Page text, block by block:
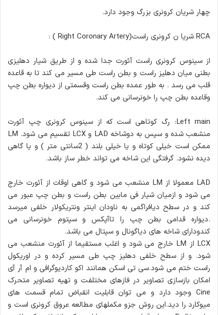
چهار شریان کرونری بزرگ وجود دارد.
RCA شریا ن کرونری راست(Right Coronary Artery ) :
از سینوس کرونری راست آئورت جدا شده و از طریق شیار دهلیزی
بطنی میان دهلیز راست و بطن راست طی مسیر می کند تا به قاعده
قلب می رسد . به طور عمده بطن راست وقسمتی از دیواره بطن چپ
وقاعده بطن چپ را خونرسانی می کند.
Left main: رگ کوتاهی است که از سینوس کرونری چپ آئورت
منشعب شده و سپس به دوشاخه LAD و LCX تقسیم می شود. LM
ممکن است خیلی کوتاه و یا خیلی بلند ( 2سانتی متر ) و یا گاهی
دیده نشود. گرفتگی این شاخه می تواند خطر ساز باشد.
LAD معمولا از LM منشعب می شود و گاهی اوقات از آئورت خارج
می شود و ازمیان شیار فی مابین بطن راست و بطن چپ عبور می
کند و در سطح دیافراگمی به ناودان اینتر ونتریکولار خلفی میرسد
.دیواره قدامی بطن چپ را تاآپکس و سپتوم خونرسانی می
کندودارای شاخه های دیاگونال و سپتال می باشد.
LCX از LM خارج می شود و اغلب مستقیما از آئورت منشعب می
شود. و از سطح خلفی دهلیز چپ طی مسیر کرده و در اوریکول
راست ختم می شود.سی تی اسکن همانند اکو کاردیوگرافی و ام آر آی
امکان بازسازی تصاویر در فازهای مختلفت و تهیه تصاویر متحرک
Cine وجود دارد و می توان قابلیت انقباض تمام قسمت های
میوکارد را دید.این روش جزو مکملهای مطالعه عروق کرونری است و